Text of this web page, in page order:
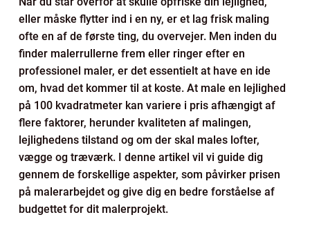
eller måske flytter ind i en ny, er et lag frisk maling
ofte en af de første ting, du overvejer. Men inden du
finder malerrullerne frem eller ringer efter en
professionel maler, er det essentielt at have en ide
om, hvad det kommer til at koste. At male en lejlighed
på 100 kvadratmeter kan variere i pris afhængigt af
flere faktorer, herunder kvaliteten af malingen,
lejlighedens tilstand og om der skal males lofter,
vægge og træværk. I denne artikel vil vi guide dig
gennem de forskellige aspekter, som påvirker prisen
på malerarbejdet og give dig en bedre forståelse af
budgettet for dit malerprojekt.